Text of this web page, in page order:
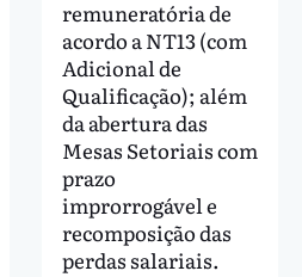
remuneratória de
acordo a NT13 (com
Adicional de
Qualificação); além
da abertura das
Mesas Setoriais com
prazo
improrrogável e
recomposição das
perdas salariais.